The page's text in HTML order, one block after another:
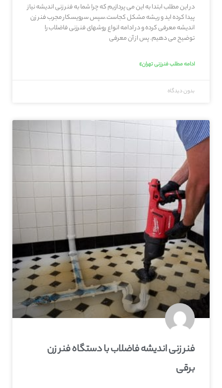
در این مطلب ابتدا به این می پردازیم که چرا شما به فنر زنی اندیشه نیاز
پیدا کرده اید و ریشه مشکل کجاست.سپس سرویسکار مجرب فنر زن
اندیشه معرفی کرده و در ادامه انواع روشهای فنرزنی فاضلاب را
توضیح می دهیم. پس از آن معرفی
ادامه مطلب فنرزنی تهران»
بدون دیدگاه
فنر زنی اندیشه فاضلاب با دستگاه فنر زن
برقی